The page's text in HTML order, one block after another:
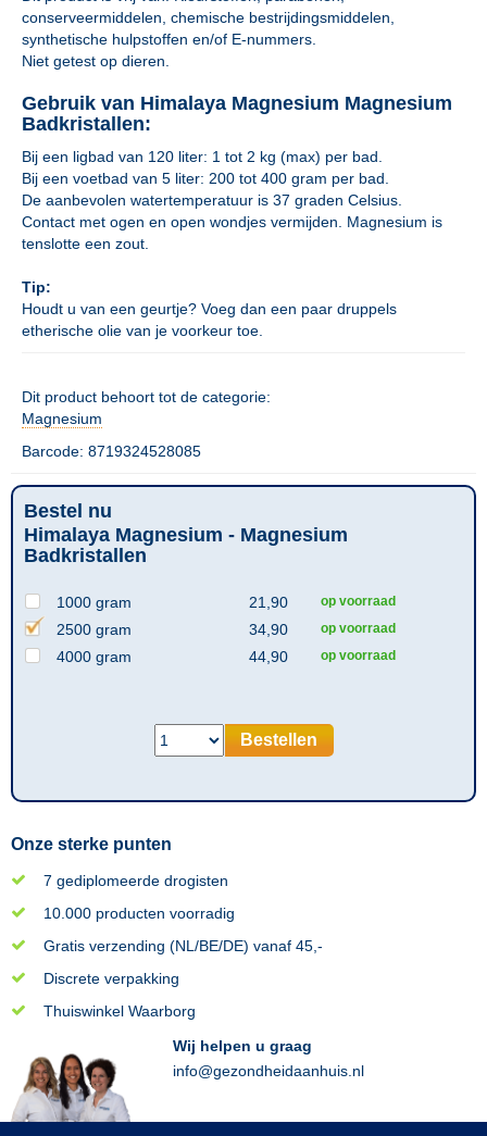
conserveermiddelen, chemische bestrijdingsmiddelen,
synthetische hulpstoffen en/of E-nummers.
Niet getest op dieren.
Gebruik van Himalaya Magnesium Magnesium
Badkristallen:
Bij een ligbad van 120 liter: 1 tot 2 kg (max) per bad.
Bij een voetbad van 5 liter: 200 tot 400 gram per bad.
De aanbevolen watertemperatuur is 37 graden Celsius.
Contact met ogen en open wondjes vermijden. Magnesium is
tenslotte een zout.
Tip:
Houdt u van een geurtje? Voeg dan een paar druppels
etherische olie van je voorkeur toe.
Dit product behoort tot de categorie:
Magnesium
Barcode: 8719324528085
Bestel nu
Himalaya Magnesium - Magnesium
Badkristallen
1000 gram 21,90 op voorraad
2500 gram 34,90 op voorraad
4000 gram 44,90 op voorraad
Bestellen
Onze sterke punten
7 gediplomeerde drogisten
10.000 producten voorradig
Gratis verzending (NL/BE/DE) vanaf 45,-
Discrete verpakking
Thuiswinkel Waarborg
Wij helpen u graag
info@gezondheidaanhuis.nl